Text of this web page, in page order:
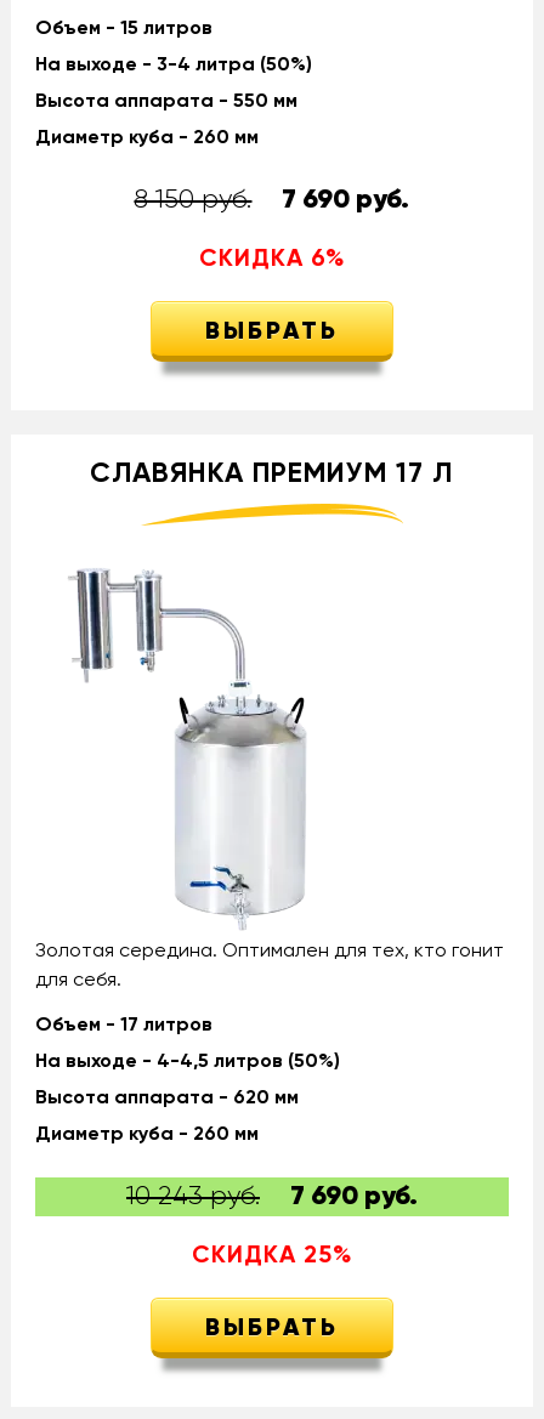
Объем - 15 литров
На выходе - 3-4 литра (50%)
Высота аппарата - 550 мм
Диаметр куба - 260 мм
8 150 руб. 7 690 руб.
СКИДКА 6%
ВЫБРАТЬ
СЛАВЯНКА ПРЕМИУМ 17 Л
Золотая середина. Оптимален для тех, кто гонит
для себя.
Объем - 17 литров
На выходе - 4-4,5 литров (50%)
Высота аппарата - 620 мм
Диаметр куба - 260 мм
10 243 руб. 7 690руб.
СКИДКА 25%
ВЫБРАТЬ